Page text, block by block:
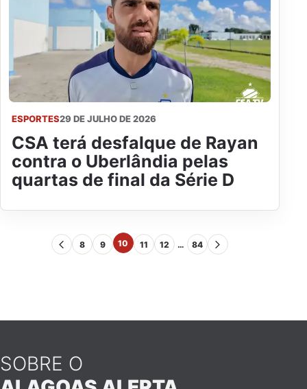
ESPORTES29 DE JULHO DE 2026
CSA terá desfalque de Rayan
contra o Uberlândia pelas
quartas de final da Série D
8 9 10 11 12 … 84
SOBRE O